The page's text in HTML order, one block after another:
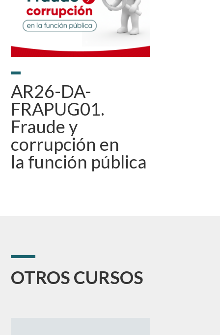
AR26-DA-
FRAPUG01.
Fraude y
corrupción en
la función pública
OTROS CURSOS